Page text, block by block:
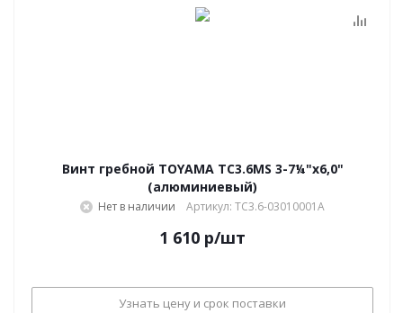
Винт гребной TOYAMA TC3.6MS 3-7¼"х6,0"
(алюминиевый)
Нет в наличии Артикул: TC3.6-03010001A
1 610 р/шт
Узнать цену и срок поставки